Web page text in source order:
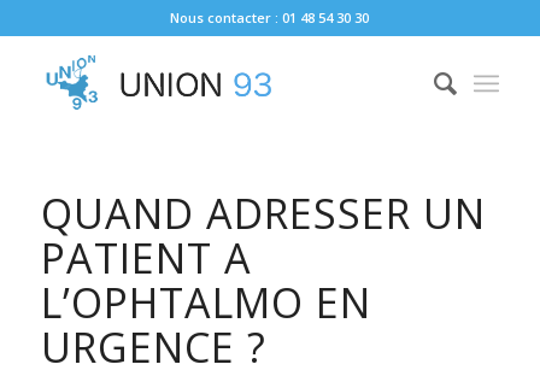
Nous contacter : 01 48 54 30 30
QUAND ADRESSER UN
PATIENT A
L’OPHTALMO EN
URGENCE ?